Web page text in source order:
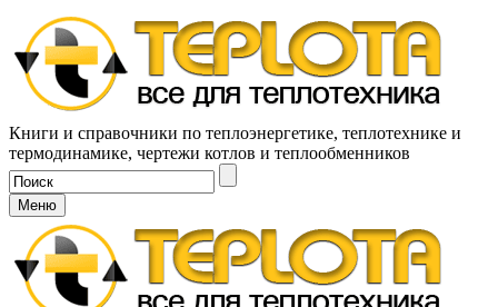
Книги и справочники по теплоэнергетике, теплотехнике и
термодинамике, чертежи котлов и теплообменников
Меню